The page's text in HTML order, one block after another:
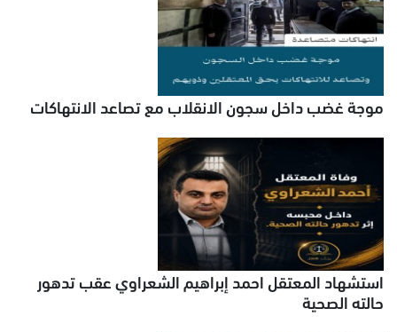
موجة غضب داخل سجون الانقلاب مع تصاعد الانتهاكات
استشهاد المعتقل احمد إبراهيم الشعراوي عقب تدهور
حالته الصحية